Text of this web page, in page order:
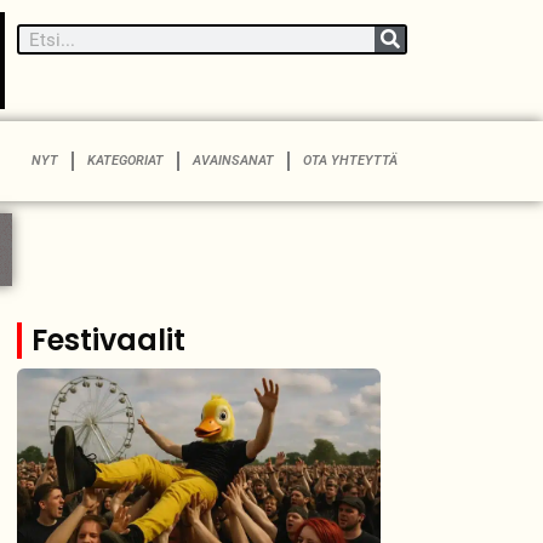
NYT KATEGORIAT AVAINSANAT OTA YHTEYTTÄ
Festivaalit